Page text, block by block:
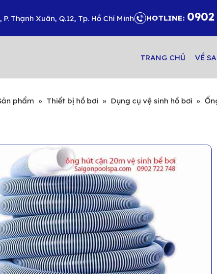
Thạnh Xuân, Q.12, Tp. Hồ Chí Minh HOTLINE: 0902
TRANG CHỦ VỀ
phẩm » Thiết bị hồ bơi » Dụng cụ vệ sinh hồ bơi »